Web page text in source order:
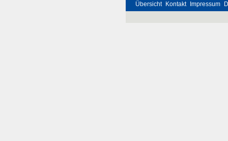
Übersicht Kontakt Impressum